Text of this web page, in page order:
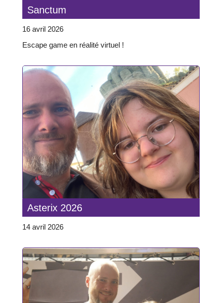
Sanctum
16 avril 2026
Escape game en réalité virtuel !
Asterix 2026
14 avril 2026